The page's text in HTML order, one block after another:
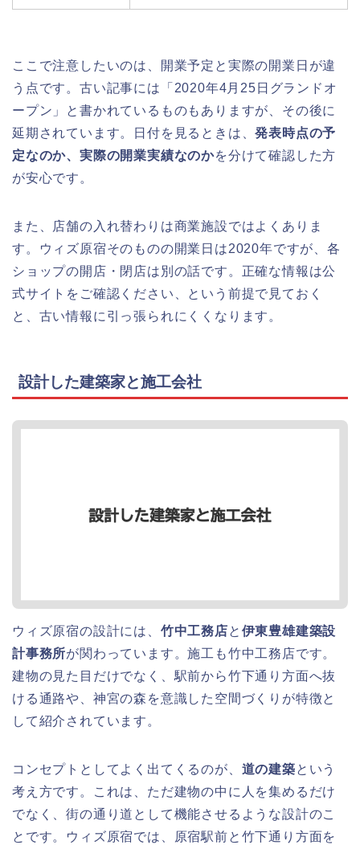
ここで注意したいのは、開業予定と実際の開業日が違
う点です。古い記事には「2020年4月25日グランドオ
ープン」と書かれているものもありますが、その後に
延期されています。日付を見るときは、発表時点の予
定なのか、実際の開業実績なのかを分けて確認した方
が安心です。
また、店舗の入れ替わりは商業施設ではよくありま
す。ウィズ原宿そのものの開業日は2020年ですが、各
ショップの開店・閉店は別の話です。正確な情報は公
式サイトをご確認ください、という前提で見ておく
と、古い情報に引っ張られにくくなります。
設計した建築家と施工会社
ウィズ原宿の設計には、 竹中工務店と 伊東豊雄建築設
計事務所が関わっています。施工も竹中工務店です。
建物の見た目だけでなく、駅前から竹下通り方面へ抜
ける通路や、神宮の森を意識した空間づくりが特徴と
して紹介されています。
コンセプトとしてよく出てくるのが、 道の建築という
考え方です。これは、ただ建物の中に人を集めるだけ
でなく、街の通り道として機能させるような設計のこ
とです。ウィズ原宿では、原宿駅前と竹下通り方面を